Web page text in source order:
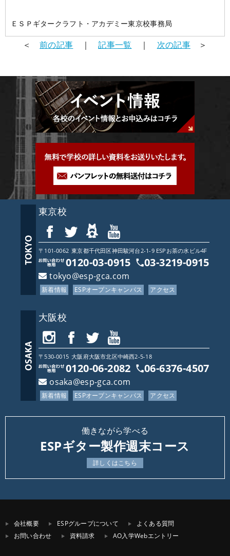
イベント 来校アーティスト
アーティストメッセージ 講師の腕自慢
東京校
オープンキャンパス 資料請求
お問い合わせ
ＥＳＰギタークラフト・アカデミー東京校事務局
＜前の記事 ｜記事一覧 ｜ 次の記事＞
東京校
〒101-0062 東京都千代田区神田駿河台2-1-9 ESPお茶の水ビル4F
0120-03-0915 03-3219-0915
tokyo@esp-gca.com
新着情報 ESPオープンキャンパス アクセス
大阪校
〒530-0015 大阪府大阪市北区中崎西2-5-18
0120-06-2082 06-6376-4507
osaka@esp-gca.com
新着情報 ESPオープンキャンパス アクセス
働きながら学べる
ESPギター製作週末コース
詳しくはこちら
会社概要 ESPグループについて
よくある質問
お問い合わせ
資料請求 AO入学Webエントリー